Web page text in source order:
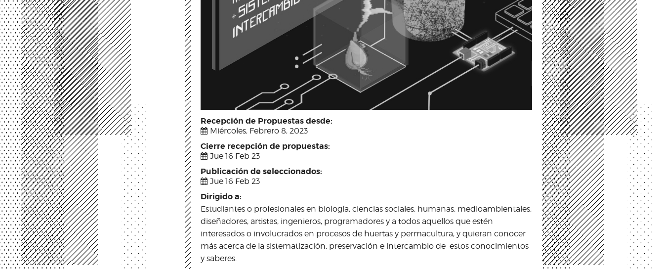
Recepción de Propuestas desde:
Miércoles, Febrero 8, 2023
Cierre recepción de propuestas:
Jue 16 Feb 23
Publicación de seleccionados:
Jue 16 Feb 23
Dirigido a:
Estudiantes o profesionales en biología, ciencias sociales, humanas, medioambientales,
diseñadores, artistas, ingenieros, programadores y a todos aquellos que estén
interesados o involucrados en procesos de huertas y permacultura, y quieran conocer
más acerca de la sistematización, preservación e intercambio de estos conocimientos
y saberes.